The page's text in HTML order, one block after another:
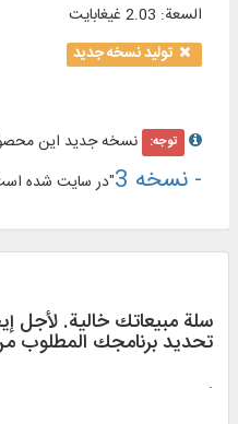
السعة: 2.03 غيغابايت
تولید نسخه جدید
توجه: نسخه جدید این
- نسخه 3
"در سایت شده
سلة مبيعاتك خالية. لأجل
تحديد برنامجك المطلوب
.